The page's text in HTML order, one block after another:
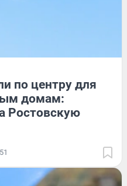
по центру для
домам:
Ростовскую
51